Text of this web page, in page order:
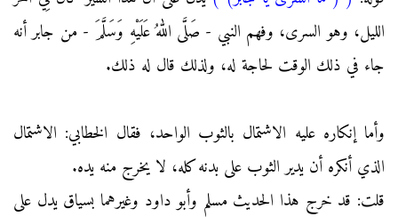
الليل، وهو السرى، وفهم النبي - صَلَّى اللهُ عَلَيْهِ وَسَلَّمَ - من جابر أنه
جاء في ذلك الوقت لحاجة له، ولذلك قال له ذلك.
وأما إنكاره عليه الاشتمال بالثوب الواحد، فقال الخطابي: الاشتمال
الذي أنكره أن يدير الثوب على بدنه كله، لا يخرج منه يده.
قلت: قد خرج هذا الحديث مسلم وأبو داود وغيرهما بسياق يدل على